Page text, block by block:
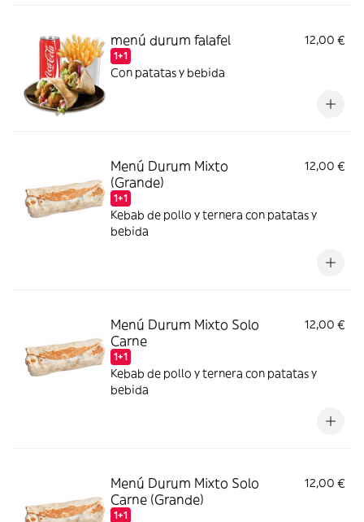
menú durum falafel
1+1
12,00 €
Con patatas y bebida
Menú Durum Mixto
(Grande)
1+1
12,00 €
Kebab de pollo y ternera con patatas y
bebida
Menú Durum Mixto Solo
Carne
1+1
12,00 €
Kebab de pollo y ternera con patatas y
bebida
Menú Durum Mixto Solo
Carne (Grande)
1+1
12,00 €